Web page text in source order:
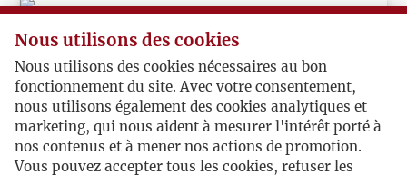
Rzym-Paryż-Łódź
Zapraszamy do Łodzi na debatę o „Kulturze”
- Spotkania i reminiscencje w 70. rocznicę
powstania Instytutu Literackiego, Rzym –
Paryż – Łódź, 2016
Nous utilisons des cookies
Nous utilisons des cookies nécessaires au bon
fonctionnement du site. Avec votre consentement,
nous utilisons également des cookies analytiques et
marketing, qui nous aident à mesurer l'intérêt porté à
nos contenus et à mener nos actions de promotion.
Vous pouvez accepter tous les cookies, refuser les